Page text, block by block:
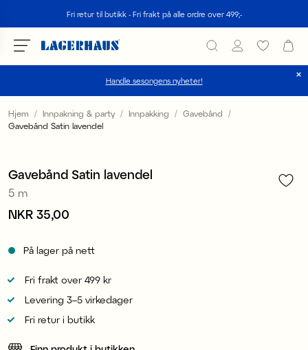
Fri retur til butikk - Fri frakt på alle ordre over 499;-
Handle sesongens nyheter!
velg språk / valuta
Hjem Innpakning & party Innpakking
Gavebånd
Gavebånd Satin lavendel
Gavebånd Satin lavendel
5 m
Pris :NKR 35,00
NKR 35,00
På lager på nett
Fri frakt over 499 kr
Levering 3–5 virkedager
Fri retur i butikk